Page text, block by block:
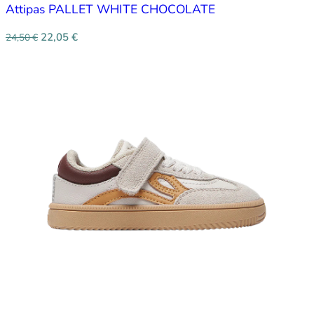
Attipas PALLET WHITE CHOCOLATE
24,50€ 22,05 €